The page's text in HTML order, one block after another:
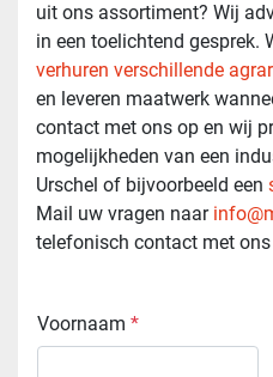
uit ons assortiment? Wij
in een toelichtend gesprek.
verhuren verschillende
en leveren maatwerk
contact met ons op en wij
mogelijkheden van een
Urschel of bijvoorbeeld een
Mail uw vragen naar
telefonisch contact met
Voornaam *